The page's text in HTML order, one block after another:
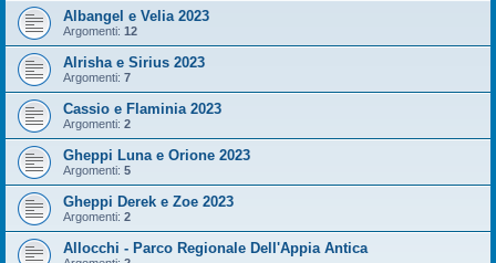
Albangel e Velia 2023
Argomenti: 12
Alrisha e Sirius 2023
Argomenti: 7
Cassio e Flaminia 2023
Argomenti: 2
Gheppi Luna e Orione 2023
Argomenti: 5
Gheppi Derek e Zoe 2023
Argomenti: 2
Allocchi - Parco Regionale Dell'Appia Antica